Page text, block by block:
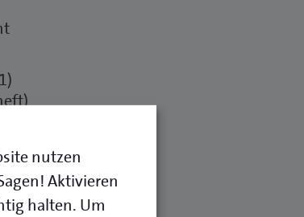
nutzen
Aktivieren
halten. Um